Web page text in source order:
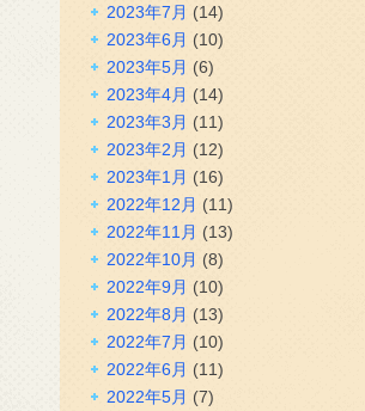
2023年7月 (14)
2023年6月 (10)
2023年5月 (6)
2023年4月 (14)
2023年3月 (11)
2023年2月 (12)
2023年1月 (16)
2022年12月 (11)
2022年11月 (13)
2022年10月 (8)
2022年9月 (10)
2022年8月 (13)
2022年7月 (10)
2022年6月 (11)
2022年5月 (7)